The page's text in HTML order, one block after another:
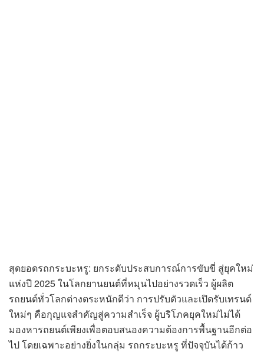
สุดยอดรถกระบะหรู: ยกระดับประสบการณ์การขับขี่ สู่ยุคใหม่
แห่งปี 2025 ในโลกยานยนต์ที่หมุนไปอย่างรวดเร็ว ผู้ผลิต
รถยนต์ทั่วโลกต่างตระหนักดีว่า การปรับตัวและเปิดรับเทรนด์
ใหม่ๆ คือกุญแจสำคัญสู่ความสำเร็จ ผู้บริโภคยุคใหม่ไม่ได้
มองหารถยนต์เพียงเพื่อตอบสนองความต้องการพื้นฐานอีกต่อ
ไป โดยเฉพาะอย่างยิ่งในกลุ่ม รถกระบะหรู ที่ปัจจุบันได้ก้าว